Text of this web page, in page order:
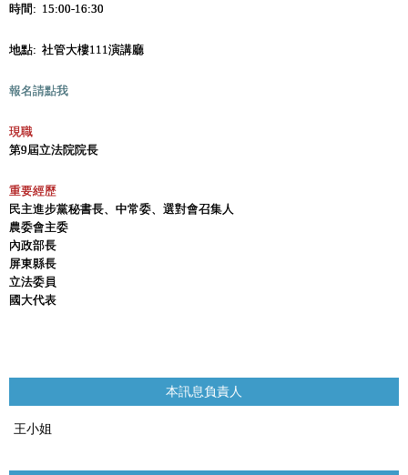
時間: 15:00-16:30
地點: 社管大樓111演講廳
報名請點我
現職
第9屆立法院院長
重要經歷
民主進步黨秘書長、中常委、選對會召集人
農委會主委
內政部長
屏東縣長
立法委員
國大代表
本訊息負責人
王小姐